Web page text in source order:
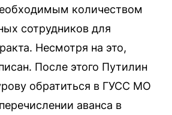
количеством
сотрудников для
Несмотря на это,
После этого Путилин
обратиться в ГУСС МО
аванса в